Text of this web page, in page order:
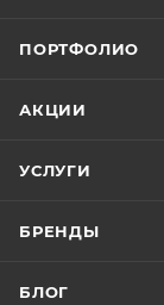
ПОРТФОЛИО
АКЦИИ
УСЛУГИ
БРЕНДЫ
БЛОГ